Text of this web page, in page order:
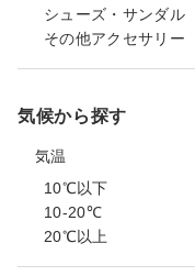
シューズ・サンダル
その他アクセサリー
気候から探す
気温
10℃以下
10-20℃
20℃以上